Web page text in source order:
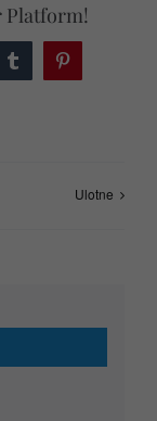
Platform!
TumblrPinterest
Ulotne